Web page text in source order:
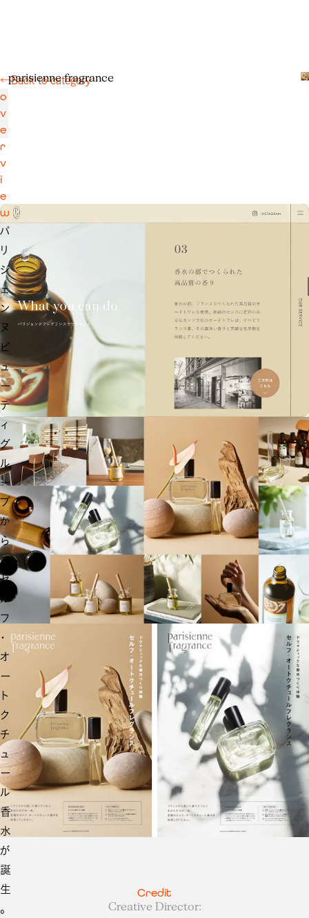
←Back to category
parisienne fragrance
o
v
e
r
v
i
e
w
パ
リ
ジ
ェ
ン
ヌ
ビ
ュ
ー
テ
ィ
グ
ル
ー
プ
か
ら
、
セ
ル
フ
・
オ
ー
ト
ク
チ
ュ
ー
ル
香
水
が
誕
生
。
Credit
Creative Director: